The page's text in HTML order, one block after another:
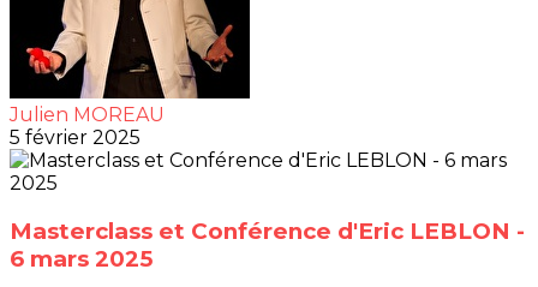
Julien MOREAU
5 février 2025
Masterclass et Conférence d'Eric LEBLON -
6 mars 2025